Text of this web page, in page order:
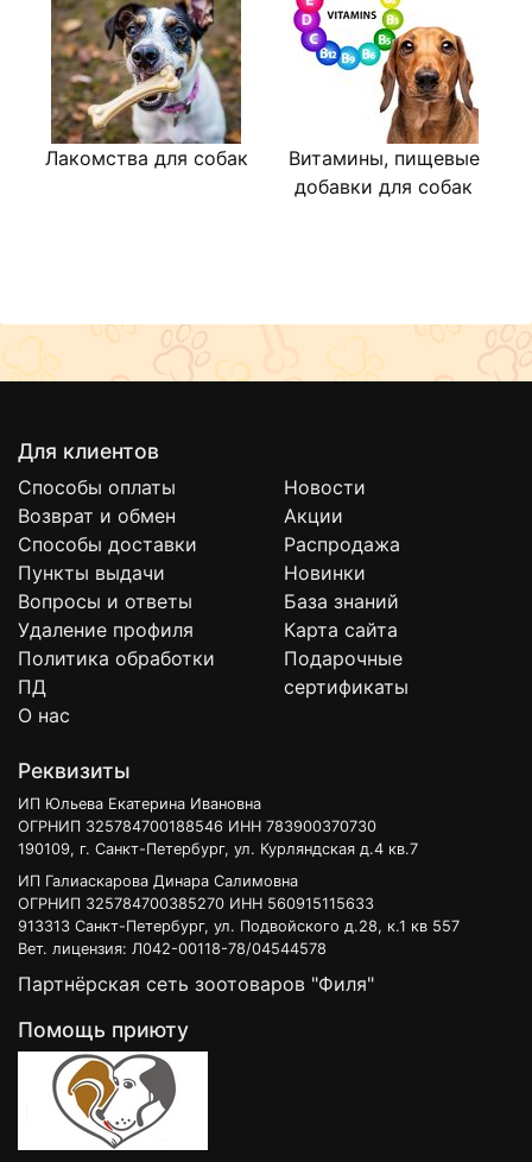
Лакомства для собак
Витамины, пищевые
добавки для собак
Для клиентов
Способы оплаты
Возврат и обмен
Способы доставки
Пункты выдачи
Вопросы и ответы
Удаление профиля
Политика обработки
ПД
О нас
Новости
Акции
Распродажа
Новинки
База знаний
Карта сайта
Подарочные
сертификаты
Реквизиты
ИП Юльева Екатерина Ивановна
ОГРНИП 325784700188546 ИНН 783900370730
190109, г. Санкт-Петербург, ул. Курляндская д.4 кв.7
ИП Галиаскарова Динара Салимовна
ОГРНИП 325784700385270 ИНН 560915115633
913313 Санкт-Петербург, ул. Подвойского д.28, к.1 кв 557
Вет. лицензия: Л042-00118-78/04544578
Партнёрская сеть зоотоваров "Филя"
Помощь приюту